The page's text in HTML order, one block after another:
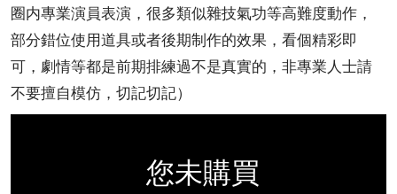
圈内專業演員表演，很多類似雜技氣功等高難度動作，
部分錯位使用道具或者後期制作的效果，看個精彩即
可，劇情等都是前期排練過不是真實的，非專業人士請
不要擅自模仿，切記切記）
您未購買